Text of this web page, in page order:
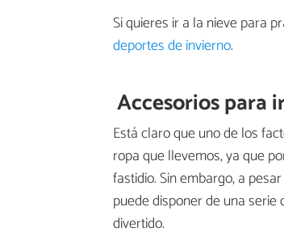
Si quieres ir a la nieve para
deportes de invierno.
Accesorios para
Está claro que uno de los
ropa que llevemos, ya que
fastidio. Sin embargo, a
puede disponer de una
divertido.